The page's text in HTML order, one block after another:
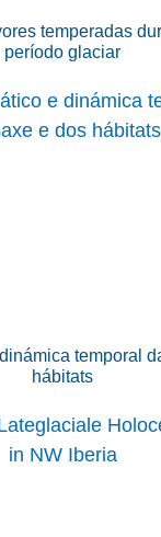
temperadas
período glaciar
temporal
hábitats